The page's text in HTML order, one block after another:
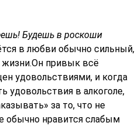
Будешь в роскоши
в любви обычно сильный,
жизни.Он привык всё
удовольствиями, и когда
удовольствия в алкоголе,
за то, что не
обычно нравится слабым